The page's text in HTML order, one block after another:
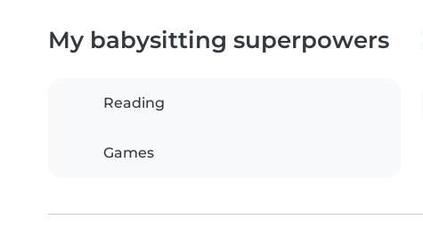
My babysitting superpowers
Reading
Games